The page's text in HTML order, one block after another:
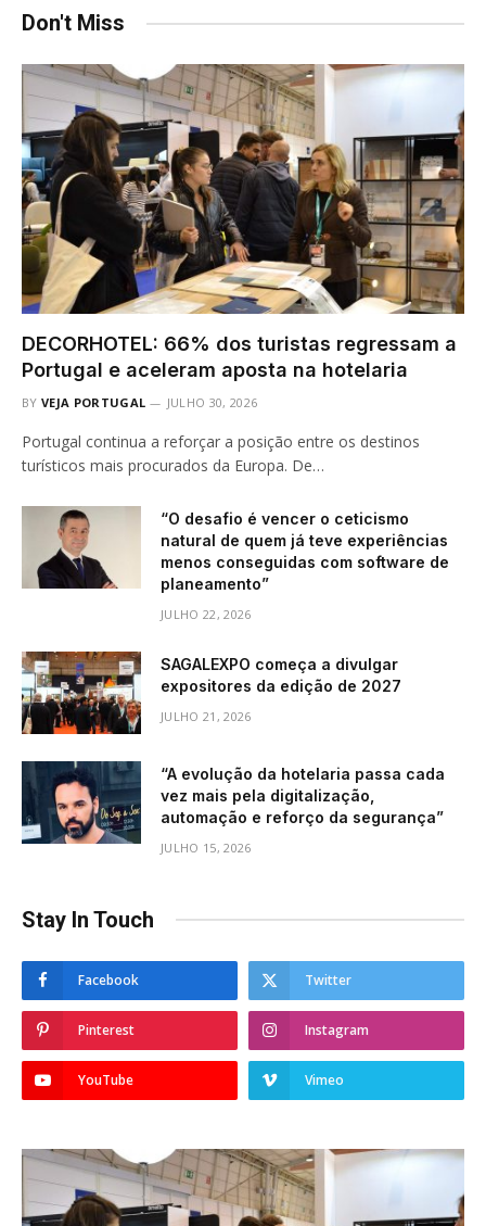
Don't Miss
DECORHOTEL: 66% dos turistas regressam a
Portugal e aceleram aposta na hotelaria
BY VEJA PORTUGAL JULHO 30, 2026
Portugal continua a reforçar a posição entre os destinos
turísticos mais procurados da Europa. De…
“O desafio é vencer o ceticismo
natural de quem já teve experiências
menos conseguidas com software de
planeamento”
JULHO 22, 2026
SAGALEXPO começa a divulgar
expositores da edição de 2027
JULHO 21, 2026
“A evolução da hotelaria passa cada
vez mais pela digitalização,
automação e reforço da segurança”
JULHO 15, 2026
Stay In Touch
Facebook Twitter
Pinterest Instagram
YouTube Vimeo